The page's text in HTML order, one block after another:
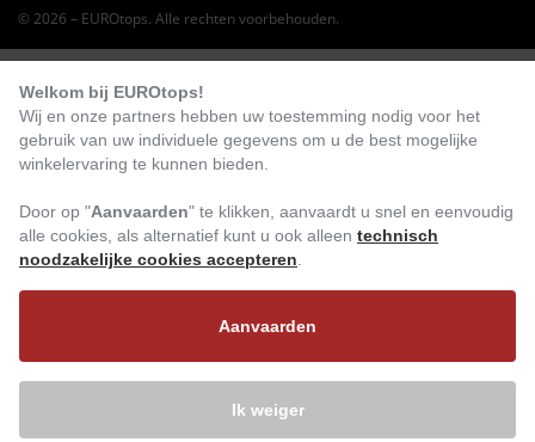
© 2026 – EUROtops. Alle rechten voorbehouden.
LED-zaklamp
-40 %
Mini-huidbevochtiger
€ 4
Welkom bij EUROtops!
Wij en onze partners hebben uw toestemming nodig voor het
gebruik van uw individuele gegevens om u de best mogelijke
winkelervaring te kunnen bieden.
Door op "Aanvaarden" te klikken, aanvaardt u snel en eenvoudig
alle cookies, als alternatief kunt u ook alleen technisch
noodzakelijke cookies accepteren
Aanvaarden
Ik weiger